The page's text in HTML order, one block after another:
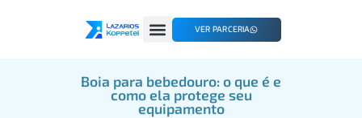
VER PARCERIA
Boia para bebedouro: o que é e
como ela protege seu
equipamento